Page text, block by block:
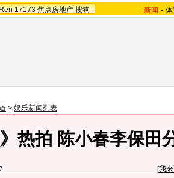
17173 焦点房地产 搜狗 新闻 -
> 娱乐新闻列表
》热拍 陈小春李保田
[我